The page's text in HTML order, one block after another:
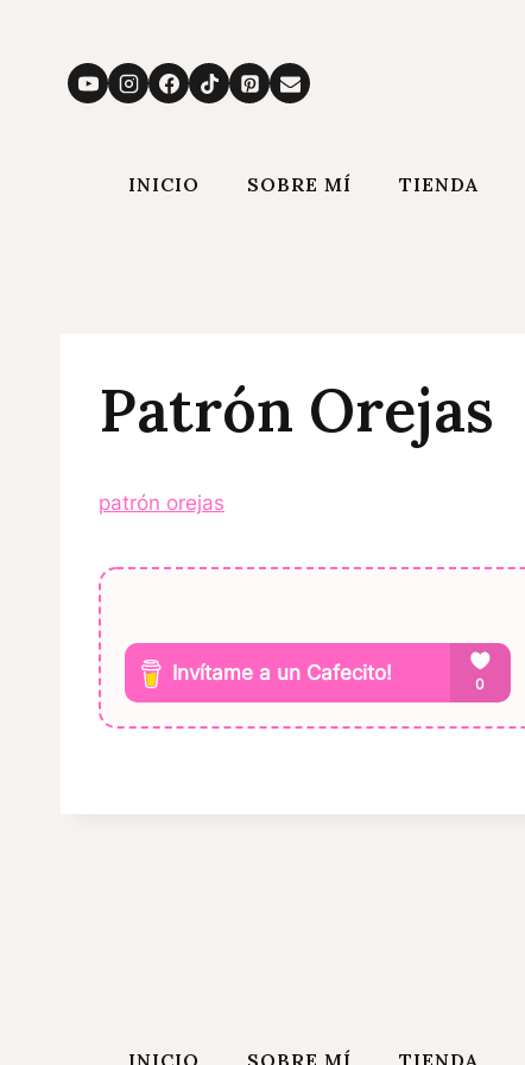
contenido
INICIO SOBRE MÍ TIENDA
Patrón Orejas
patrón orejas